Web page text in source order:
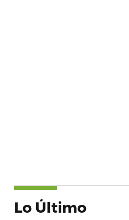
Lo Último